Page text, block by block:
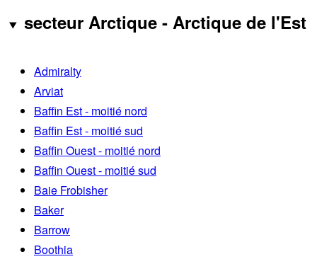
secteur Arctique - Arctique de l'Est
Admiralty
Arviat
Baffin Est - moitié nord
Baffin Est - moitié sud
Baffin Ouest - moitié nord
Baffin Ouest - moitié sud
Baie Frobisher
Baker
Barrow
Boothia